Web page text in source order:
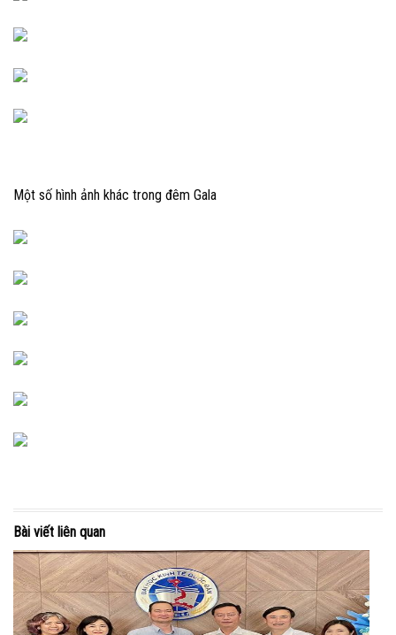
Một số hình ảnh khác trong đêm Gala
Bài viết liên quan